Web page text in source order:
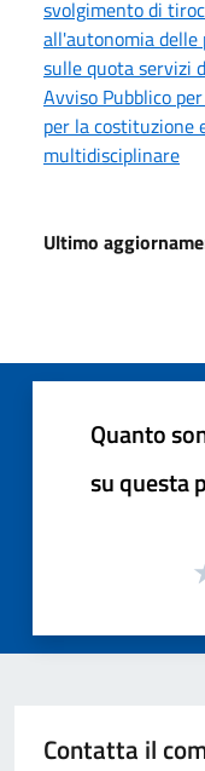
svolgimento di
all'autonomia delle
sulle quota servizi
Avviso Pubblico
per la costituzione
multidisciplinare
Ultimo
Quanto
su questa
Contatta il